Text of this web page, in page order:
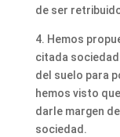
de ser
4. Hemos
citada
del suelo para
hemos visto
darle margen
sociedad.